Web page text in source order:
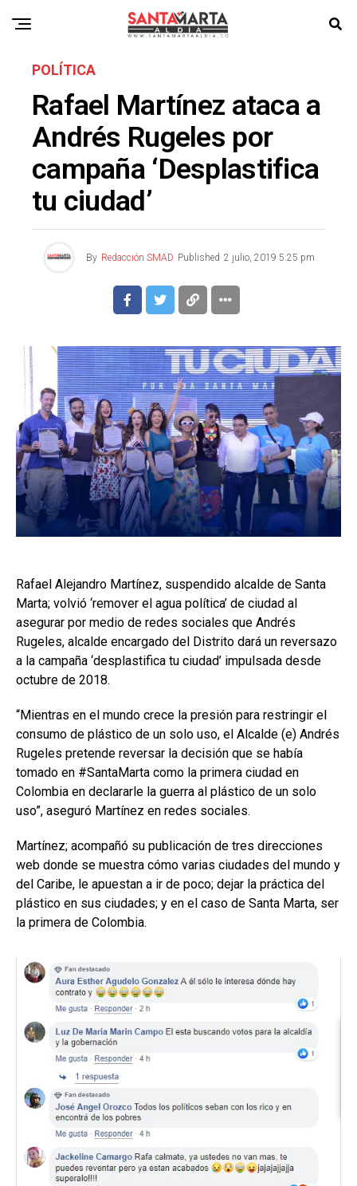
POLÍTICA
Rafael Martínez ataca a
Andrés Rugeles por
campaña ‘Desplastifica
tu ciudad’
By Redacción SMAD Published 2 julio, 2019 5:25 pm
Rafael Alejandro Martínez, suspendido alcalde de Santa
Marta; volvió ‘remover el agua política’ de ciudad al
asegurar por medio de redes sociales que Andrés
Rugeles, alcalde encargado del Distrito dará un reversazo
a la campaña ‘desplastifica tu ciudad’ impulsada desde
octubre de 2018.
“Mientras en el mundo crece la presión para restringir el
consumo de plástico de un solo uso, el Alcalde (e) Andrés
Rugeles pretende reversar la decisión que se había
tomado en #SantaMarta como la primera ciudad en
Colombia en declararle la guerra al plástico de un solo
uso”, aseguró Martínez en redes sociales.
Martínez; acompañó su publicación de tres direcciones
web donde se muestra cómo varias ciudades del mundo y
del Caribe, le apuestan a ir de poco; dejar la práctica del
plástico en sus ciudades; y en el caso de Santa Marta, ser
la primera de Colombia.